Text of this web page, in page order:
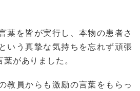
葉を皆が実行し、本物の患者さ
いう真摯な気持ちを忘れず頑張
がありました。
教員からも激励の言葉をもらっ